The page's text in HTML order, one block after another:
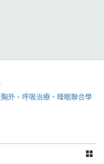
外、呼吸治療、睡眠聯合學